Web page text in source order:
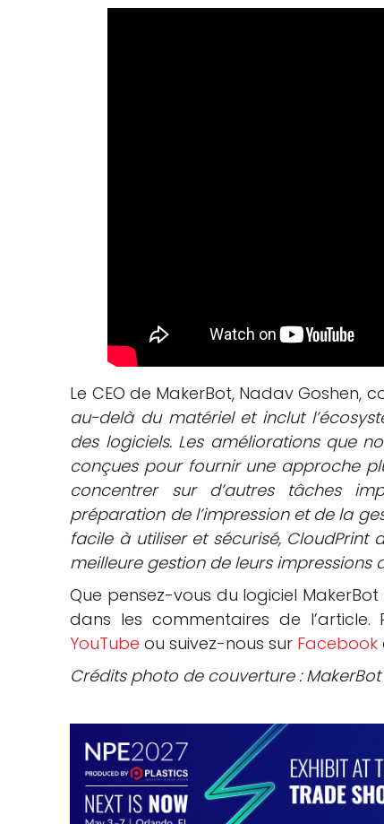
Le CEO de MakerBot, Nadav Goshen,
au-delà du matériel et inclut
des logiciels. Les améliorations que
conçues pour fournir une approche
concentrer sur d’autres tâches
préparation de l’impression et de la
facile à utiliser et sécurisé, CloudPrint
meilleure gestion de leurs impressions
Que pensez-vous du logiciel
dans les commentaires de
YouTube ou suivez-nous sur Facebook
Crédits photo de couverture : MakerBot